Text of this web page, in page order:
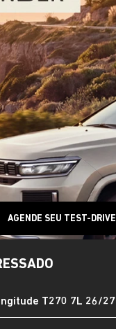
AGENDE SEU TEST-DRIVE